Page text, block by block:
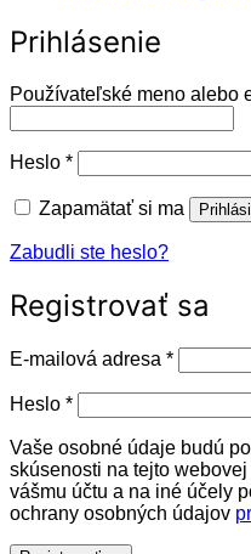
Prihlásenie
Používateľské meno alebo
Heslo *Povinné
Zapamätať si ma
Zabudli ste heslo?
Registrovať sa
E-mailová adresa *Povinné
Heslo *Povinné
Vaše osobné údaje budú
skúsenosti na tejto
vášmu účtu a na iné účely
ochrany osobných údajov